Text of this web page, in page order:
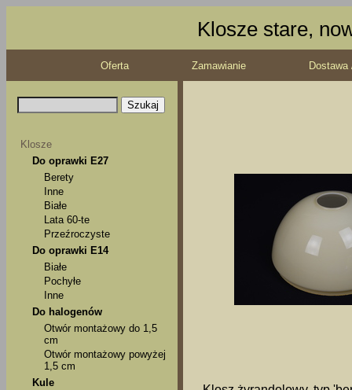
Klosze stare,
Oferta Zamawianie
Klosze
Do oprawki E27
Berety
Inne
Białe
Lata 60-te
Przeźroczyste
Do oprawki E14
Białe
Pochyłe
Inne
Do halogenów
Otwór montażowy do 1,5
cm
Otwór montażowy powyżej
1,5 cm
Kule